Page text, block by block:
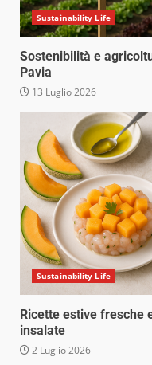
Sustainability Life
Sostenibilità e
Pavia
13 Luglio 2026
Sustainability Life
Ricette estive fresche
insalate
2 Luglio 2026